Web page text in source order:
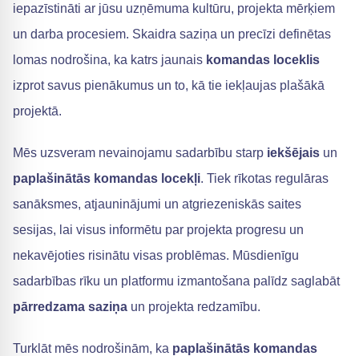
iepazīstināti ar jūsu uzņēmuma kultūru, projekta mērķiem
un darba procesiem. Skaidra saziņa un precīzi definētas
lomas nodrošina, ka katrs jaunais komandas loceklis
izprot savus pienākumus un to, kā tie iekļaujas plašākā
projektā.
Mēs uzsveram nevainojamu sadarbību starp iekšējais un
paplašinātās komandas locekļi. Tiek rīkotas regulāras
sanāksmes, atjauninājumi un atgriezeniskās saites
sesijas, lai visus informētu par projekta progresu un
nekavējoties risinātu visas problēmas. Mūsdienīgu
sadarbības rīku un platformu izmantošana palīdz saglabāt
pārredzama saziņa un projekta redzamību.
Turklāt mēs nodrošinām, ka paplašinātās komandas